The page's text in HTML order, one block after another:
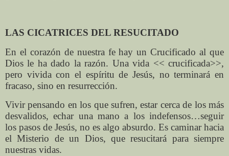
LAS CICATRICES DEL RESUCITADO
En el corazón de nuestra fe hay un Crucificado al que
Dios le ha dado la razón. Una vida << crucificada>>,
pero vivida con el espíritu de Jesús, no terminará en
fracaso, sino en resurrección.
Vivir pensando en los que sufren, estar cerca de los más
desvalidos, echar una mano a los indefensos…seguir
los pasos de Jesús, no es algo absurdo. Es caminar hacia
el Misterio de un Dios, que resucitará para siempre
nuestras vidas.